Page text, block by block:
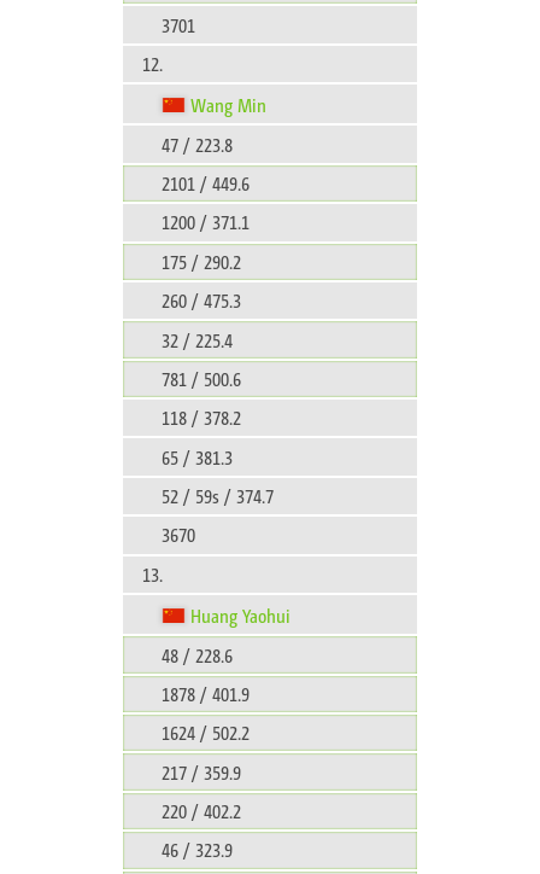
3701
12.
Wang Min
47 / 223.8
2101 / 449.6
1200 / 371.1
175 / 290.2
260 / 475.3
32 / 225.4
781 / 500.6
118 / 378.2
65 / 381.3
52 / 59s / 374.7
3670
13.
Huang Yaohui
48 / 228.6
1878 / 401.9
1624 / 502.2
217 / 359.9
220 / 402.2
46 / 323.9